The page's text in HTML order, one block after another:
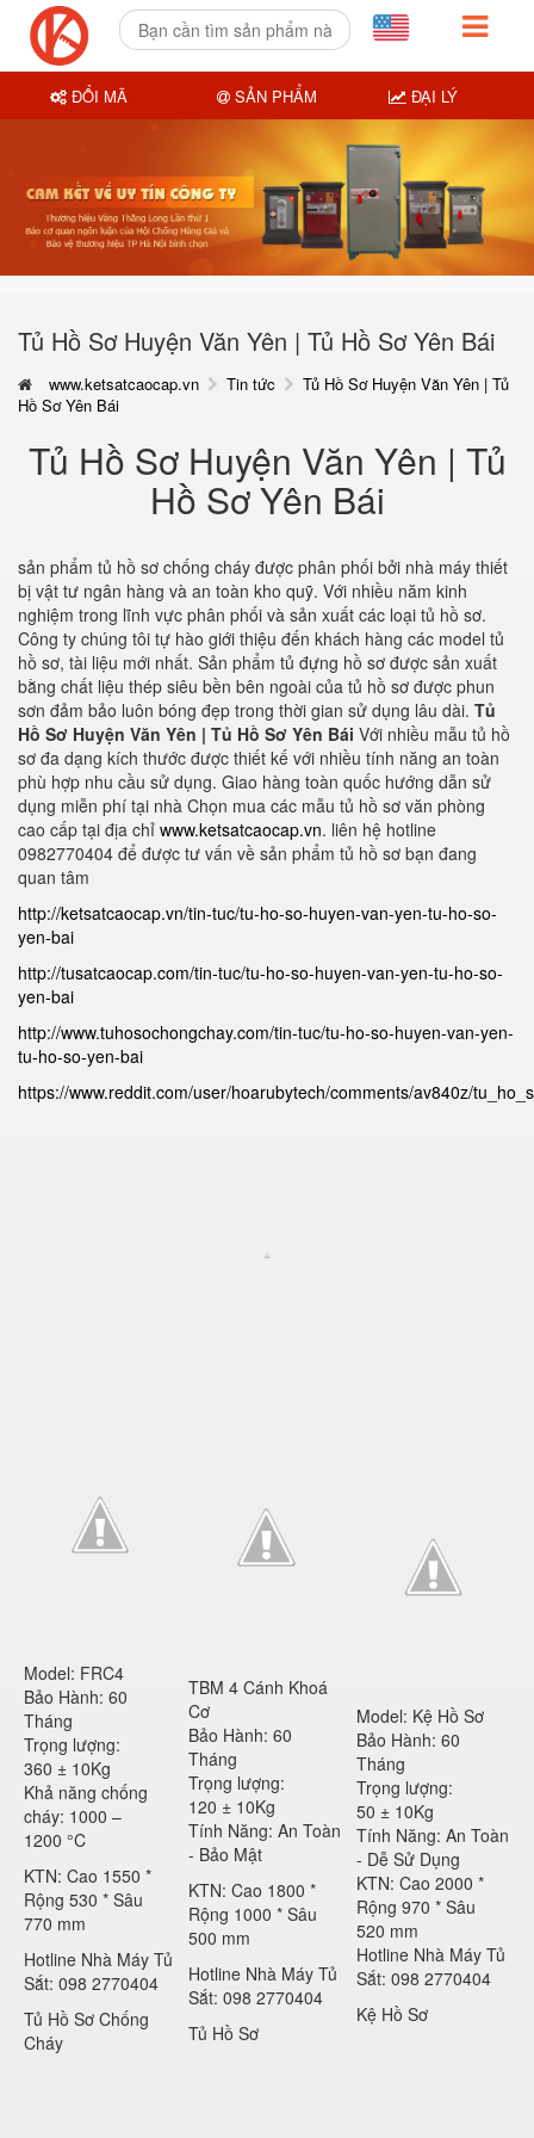
Tủ Hồ Sơ Huyện Văn Yên | Tủ Hồ Sơ Yên Bái
www.ketsatcaocap.vn Tin tức
Tủ Hồ Sơ Huyện Văn Yên | Tủ
Hồ Sơ Yên Bái
Tủ Hồ Sơ Huyện Văn Yên | Tủ
Hồ Sơ Yên Bái
sản phẩm tủ hồ sơ chống cháy được phân phối bởi nhà máy thiết
bị vật tư ngân hàng và an toàn kho quỹ. Với nhiều năm kinh
nghiệm trong lĩnh vực phân phối và sản xuất các loại tủ hồ sơ.
Công ty chúng tôi tự hào giới thiệu đến khách hàng các model tủ
hồ sơ, tài liệu mới nhất. Sản phẩm tủ đựng hồ sơ được sản xuất
bằng chất liệu thép siêu bền bên ngoài của tủ hồ sơ được phun
sơn đảm bảo luôn bóng đẹp trong thời gian sử dụng lâu dài. Tủ
Hồ Sơ Huyện Văn Yên | Tủ Hồ Sơ Yên Bái Với nhiều mẫu tủ hồ
sơ đa dạng kích thước được thiết kế với nhiều tính năng an toàn
phù hợp nhu cầu sử dụng. Giao hàng toàn quốc hướng dẫn sử
dụng miễn phí tại nhà Chọn mua các mẫu tủ hồ sơ văn phòng
cao cấp tại địa chỉ www.ketsatcaocap.vn. liên hệ hotline
0982770404 để được tư vấn về sản phẩm tủ hồ sơ bạn đang
quan tâm
http://ketsatcaocap.vn/tin-tuc/tu-ho-so-huyen-van-yen-tu-ho-so-
yen-bai
http://tusatcaocap.com/tin-tuc/tu-ho-so-huyen-van-yen-tu-ho-so-
yen-bai
http://www.tuhosochongchay.com/tin-tuc/tu-ho-so-huyen-van-yen-
tu-ho-so-yen-bai
https://www.reddit.com/user/hoarubytech/comments/av840z/
Model: FRC4
Bảo Hành: 60
Tháng
Trọng lượng:
360 ± 10Kg
Khả năng chống
cháy: 1000 –
1200 °C
KTN: Cao 1550 *
Rộng 530 * Sâu
770 mm
Hotline Nhà Máy Tủ
Sắt: 098 2770404
Tủ Hồ Sơ Chống
Cháy
TBM 4 Cánh Khoá
Cơ
Bảo Hành: 60
Tháng
Trọng lượng:
120 ± 10Kg
Tính Năng: An Toàn
- Bảo Mật
KTN: Cao 1800 *
Rộng 1000 * Sâu
500 mm
Hotline Nhà Máy Tủ
Sắt: 098 2770404
Tủ Hồ Sơ
Model: Kệ Hồ Sơ
Bảo Hành: 60
Tháng
Trọng lượng:
50 ± 10Kg
Tính Năng: An Toàn
- Dễ Sử Dụng
KTN: Cao 2000 *
Rộng 970 * Sâu
520 mm
Hotline Nhà Máy Tủ
Sắt: 098 2770404
Kệ Hồ Sơ
ĐỔI MÃ SẢN PHẨM ĐẠI LÝ